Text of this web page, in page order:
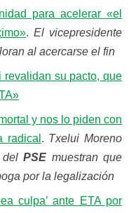
para acelerar «el
. El vicepresidente
al acercarse el fin
revalidan su pacto, que
y nos lo piden con
radical . Txelui Moreno
delPSE muestran que
por la legalización
culpa’ ante ETA por